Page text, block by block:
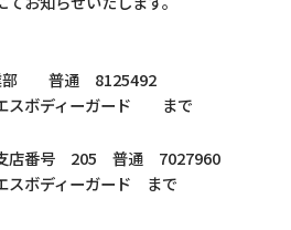
部 普通 8125492
スボディーガード まで
店番号 205 普通 7027960
スボディーガード まで